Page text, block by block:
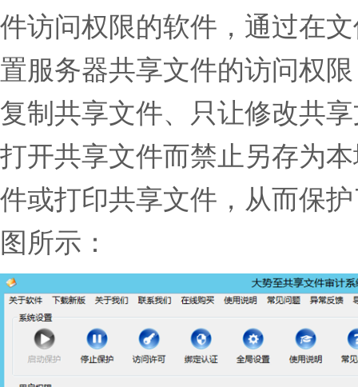
件访问权限的软件，通过在
置服务器共享文件的访问权
复制共享文件、只让修改共
打开共享文件而禁止另存为
件或打印共享文件，从而保
图所示：